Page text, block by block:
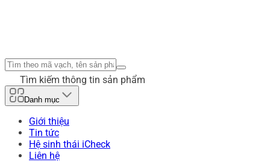
Tìm kiếm thông tin sản phẩm
Danh mục
Giới thiệu
Tin tức
Hệ sinh thái iCheck
Liên hệ